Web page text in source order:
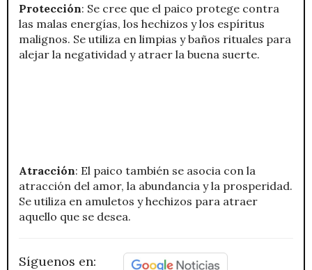
Protección: Se cree que el paico protege contra
las malas energías, los hechizos y los espíritus
malignos. Se utiliza en limpias y baños rituales para
alejar la negatividad y atraer la buena suerte.
Atracción: El paico también se asocia con la
atracción del amor, la abundancia y la prosperidad.
Se utiliza en amuletos y hechizos para atraer
aquello que se desea.
Síguenos en: